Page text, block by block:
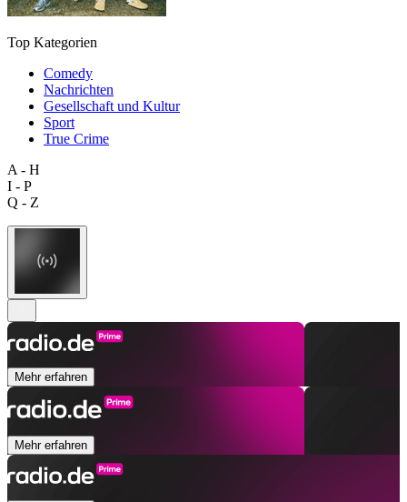
Top Kategorien
Comedy
Nachrichten
Gesellschaft und Kultur
Sport
True Crime
A - H
I - P
Q - Z
Mehr erfahren
Mehr erfahren